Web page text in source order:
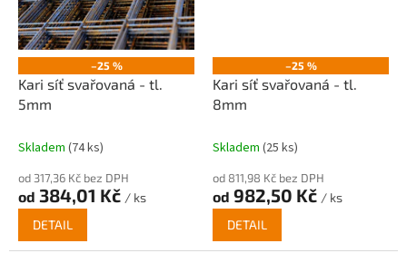
–25 %
Kari síť svařovaná - tl.
5mm
Skladem (74 ks)
od 317,36 Kč bez DPH
od 384,01 Kč / ks
DETAIL
–25 %
Kari síť svařovaná - tl.
8mm
Skladem (25 ks)
od 811,98 Kč bez DPH
od 982,50 Kč / ks
DETAIL